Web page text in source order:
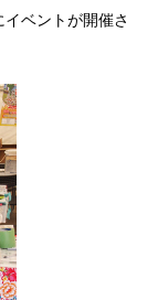
ベントが開催さ